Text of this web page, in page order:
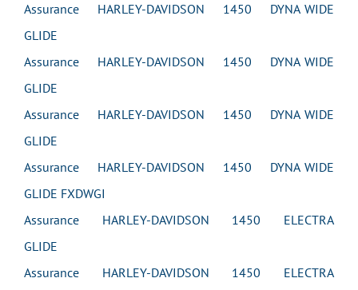
Assurance HARLEY-DAVIDSON 1450 DYNA WIDE
GLIDE
Assurance HARLEY-DAVIDSON 1450 DYNA WIDE
GLIDE
Assurance HARLEY-DAVIDSON 1450 DYNA WIDE
GLIDE
Assurance HARLEY-DAVIDSON 1450 DYNA WIDE
GLIDE FXDWGI
Assurance HARLEY-DAVIDSON 1450 ELECTRA
GLIDE
Assurance HARLEY-DAVIDSON 1450 ELECTRA